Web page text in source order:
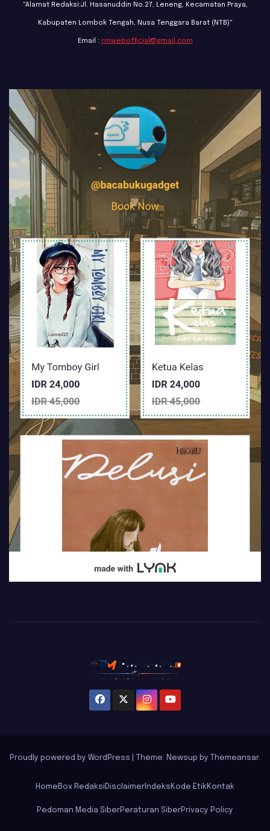
"Alamat Redaksi:Jl. Hasanuddin No.27, Leneng, Kecamatan Praya,
Kabupaten Lombok Tengah, Nusa Tenggara Barat (NTB)"
Email : rmwebofficial@gmail.com
Proudly powered by WordPress Theme: Newsup by Themeansar.
Home Box Redaksi Disclaimer Indeks Kode Etik Kontak
Pedoman Media SiberPeraturan SiberPrivacy Policy